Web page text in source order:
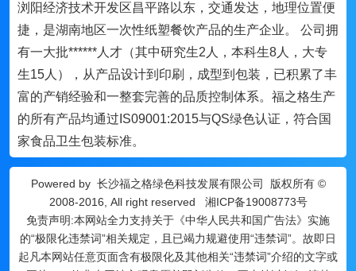
浏阳经济技术开发区昌平路以东，交通发达，地理位置便
捷，是湖南地区一次性纸塑餐饮产品的生产企业。 公司拥
有一大批******人才（其中研究生2人，本科生8人，大专
生15人），从产品设计到印刷，成型到包装，已积累了丰
富的产销经验和一整套完善的品质控制体系。福之格生产
的所有产品均通过IS09001:2015与QS绿色认证，符合国
家食品卫生包装标准。
Powered by 长沙福之格绿色科技发展有限公司
版权所有 ©
2008-2016, All right reserved 湘ICP备19008773号
免责声明:本网站全力支持关于《中华人民共和国广告法》实施
的“极限化违禁词”相关规定，且已竭力规避使用“违禁词”。故即日
起凡本网站任意页面含有极限化及其他相关“违禁词”介绍的文字或